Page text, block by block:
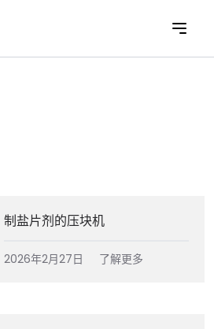
制盐片剂的压块机
2026年2月27日 了解更多